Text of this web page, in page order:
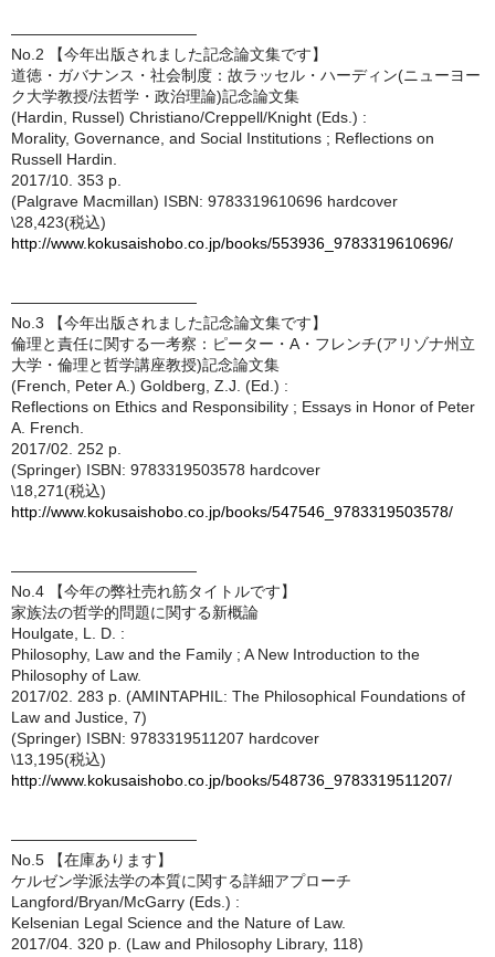
————————————
No.2 【今年出版されました記念論文集です】
道徳・ガバナンス・社会制度：故ラッセル・ハーディン(ニューヨー
ク大学教授/法哲学・政治理論)記念論文集
(Hardin, Russel) Christiano/Creppell/Knight (Eds.) :
Morality, Governance, and Social Institutions ; Reflections on
Russell Hardin.
2017/10. 353 p.
(Palgrave Macmillan) ISBN: 9783319610696 hardcover
\28,423(税込)
http://www.kokusaishobo.co.jp/books/553936_9783319610696/
————————————
No.3 【今年出版されました記念論文集です】
倫理と責任に関する一考察：ピーター・A・フレンチ(アリゾナ州立
大学・倫理と哲学講座教授)記念論文集
(French, Peter A.) Goldberg, Z.J. (Ed.) :
Reflections on Ethics and Responsibility ; Essays in Honor of Peter
A. French.
2017/02. 252 p.
(Springer) ISBN: 9783319503578 hardcover
\18,271(税込)
http://www.kokusaishobo.co.jp/books/547546_9783319503578/
————————————
No.4 【今年の弊社売れ筋タイトルです】
家族法の哲学的問題に関する新概論
Houlgate, L. D. :
Philosophy, Law and the Family ; A New Introduction to the
Philosophy of Law.
2017/02. 283 p. (AMINTAPHIL: The Philosophical Foundations of
Law and Justice, 7)
(Springer) ISBN: 9783319511207 hardcover
\13,195(税込)
http://www.kokusaishobo.co.jp/books/548736_9783319511207/
————————————
No.5 【在庫あります】
ケルゼン学派法学の本質に関する詳細アプローチ
Langford/Bryan/McGarry (Eds.) :
Kelsenian Legal Science and the Nature of Law.
2017/04. 320 p. (Law and Philosophy Library, 118)